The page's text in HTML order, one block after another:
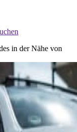
in der Nähe von